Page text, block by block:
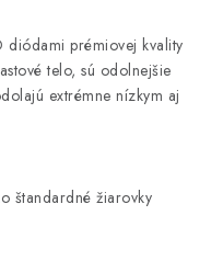
diódami prémiovej kvality
telo, sú odolnejšie
extrémne nízkym aj
štandardné žiarovky